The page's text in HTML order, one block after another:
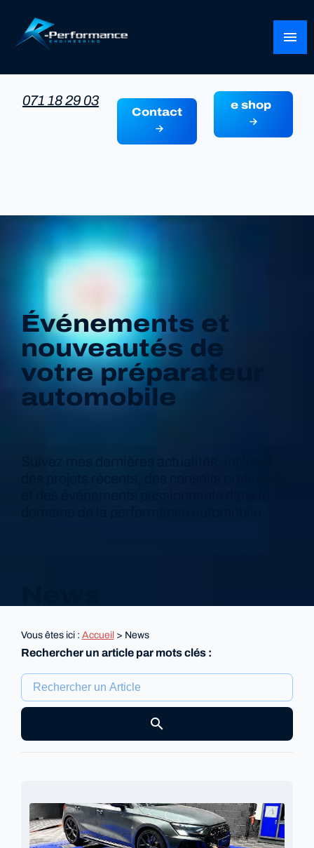
menu
071 18 29 03
Contact
e shop
Vous êtes ici : Accueil > News
Événements et
nouveautés de
votre préparateur
automobile
Rechercher un article par mots clés :